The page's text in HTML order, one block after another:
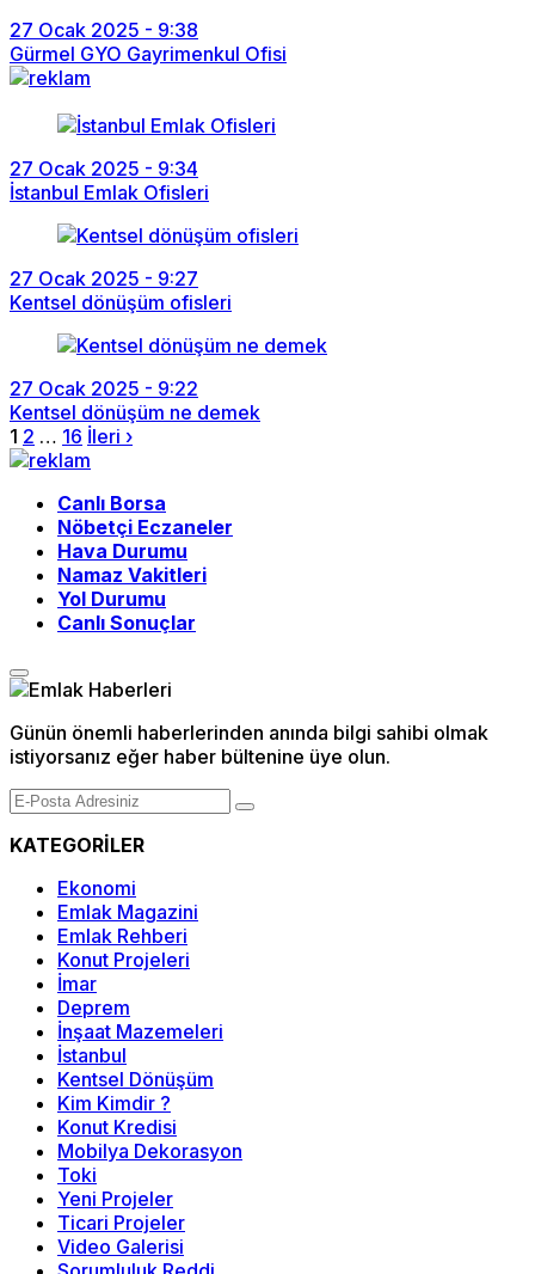
27 Ocak 2025 - 9:38
Gürmel GYO Gayrimenkul Ofisi
27 Ocak 2025 - 9:34
İstanbul Emlak Ofisleri
27 Ocak 2025 - 9:27
Kentsel dönüşüm ofisleri
27 Ocak 2025 - 9:22
Kentsel dönüşüm ne demek
1 2 … 16 İleri ›
Canlı Borsa
Nöbetçi Eczaneler
Hava Durumu
Namaz Vakitleri
Yol Durumu
Canlı Sonuçlar
Günün önemli haberlerinden anında bilgi sahibi olmak
istiyorsanız eğer haber bültenine üye olun.
KATEGORİLER
Ekonomi
Emlak Magazini
Emlak Rehberi
Konut Projeleri
İmar
Deprem
İnşaat Mazemeleri
İstanbul
Kentsel Dönüşüm
Kim Kimdir ?
Konut Kredisi
Mobilya Dekorasyon
Toki
Yeni Projeler
Ticari Projeler
Video Galerisi